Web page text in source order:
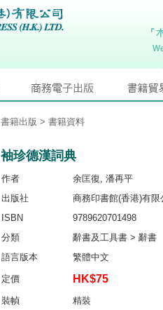
書籍出版 > 書籍資料
袖珍德漢詞典
作者
余匡復, 潘再平
出版社
商務印書館(香港)有限
ISBN
9789620701498
分類
辭書及工具書 > 辭書
語言版本
繁體中文
定價 HK$75
裝幀 精裝